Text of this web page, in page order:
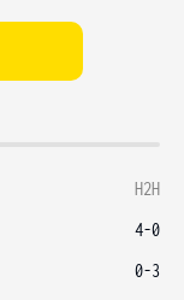
H2H
4-0
0-3